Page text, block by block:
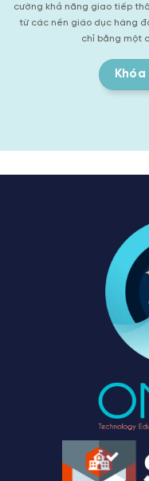
cường khả năng giao tiếp
từ các nền giáo dục hàng
chỉ bằng một